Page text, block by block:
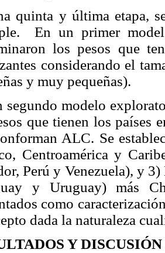
quinta y última etapa,
En un primer
los pesos que
considerando el
y muy pequeñas).
segundo modelo
que tienen los países
ALC. Se
Centroamérica y
Perú y Venezuela), y
y Uruguay) más
como
dada la naturaleza
Y DISCUSIÓN